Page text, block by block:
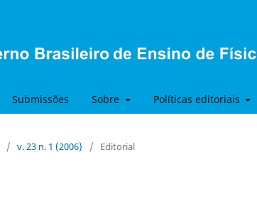
Submissões Sobre Políticas editoriais
/ v. 23 n. 1 (2006) / Editorial